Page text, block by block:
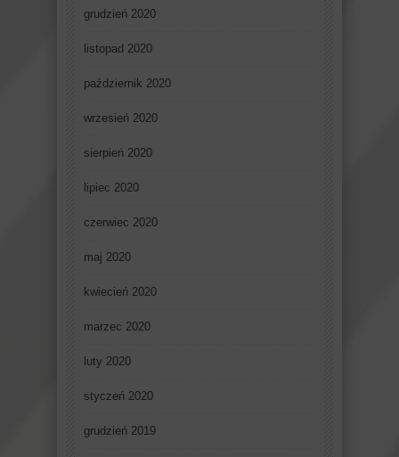
grudzień 2020
listopad 2020
październik 2020
wrzesień 2020
sierpień 2020
lipiec 2020
czerwiec 2020
maj 2020
kwiecień 2020
marzec 2020
luty 2020
styczeń 2020
grudzień 2019